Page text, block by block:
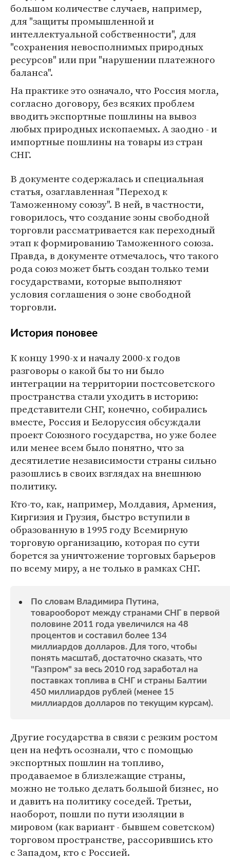
большом количестве случаев, например,
для "защиты промышленной и
интеллектуальной собственности", для
"сохранения невосполнимых природных
ресурсов" или при "нарушении платежного
баланса".
На практике это означало, что Россия могла,
согласно договору, без всяких проблем
вводить экспортные пошлины на вывоз
любых природных ископаемых. А заодно - и
импортные пошлины на товары из стран
СНГ.
В документе содержалась и специальная
статья, озаглавленная "Переход к
Таможенному союзу". В ней, в частности,
говорилось, что создание зоны свободной
торговли рассматривается как переходный
этап к формированию Таможенного союза.
Правда, в документе отмечалось, что такого
рода союз может быть создан только теми
государствами, которые выполняют
условия соглашения о зоне свободной
торговли.
История поновее
К концу 1990-х и началу 2000-х годов
разговоры о какой бы то ни было
интеграции на территории постсоветского
пространства стали уходить в историю:
представители СНГ, конечно, собирались
вместе, Россия и Белоруссия обсуждали
проект Союзного государства, но уже более
или менее всем было понятно, что за
десятилетие независимости страны сильно
разошлись в своих взглядах на внешнюю
политику.
Кто-то, как, например, Молдавия, Армения,
Киргизия и Грузия, быстро вступили в
образованную в 1995 году Всемирную
торговую организацию, которая по сути
борется за уничтожение торговых барьеров
по всему миру, а не только в рамках СНГ.
По словам Владимира Путина,
товарооборот между странами СНГ в первой
половине 2011 года увеличился на 48
процентов и составил более 134
миллиардов долларов. Для того, чтобы
понять масштаб, достаточно сказать, что
"Газпром" за весь 2010 год заработал на
поставках топлива в СНГ и страны Балтии
450 миллиардов рублей (менее 15
миллиардов долларов по текущим курсам).
Другие государства в связи с резким ростом
цен на нефть осознали, что с помощью
экспортных пошлин на топливо,
продаваемое в близлежащие страны,
можно не только делать большой бизнес, но
и давить на политику соседей. Третьи,
наоборот, пошли по пути изоляции в
мировом (как вариант - бывшем советском)
торговом пространстве, рассорившись кто
с Западом, кто с Россией.